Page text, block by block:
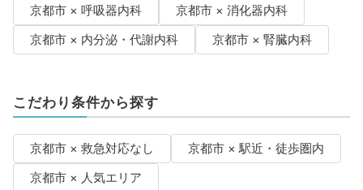
京都市 × 呼吸器内科
京都市 × 消化器内科
京都市 × 内分泌・代謝内科
京都市 × 腎臓内科
こだわり条件から探す
京都市 × 救急対応なし
京都市 × 駅近・徒歩圏内
京都市 × 人気エリア